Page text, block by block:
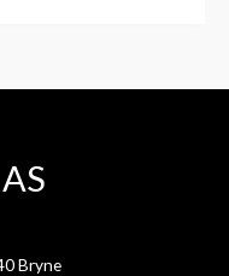
Bryne